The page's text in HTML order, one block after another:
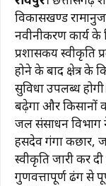
b
o
o
k
A
p
p
विकासखण्ड
नवीनीकरण कार्य
प्रशासकीय स्वीकृति
होने के बाद क्षेत्र के
सुविधा उपलब्ध
बढ़ेगा और किसानों
जल संसाधन विभाग
हसदेव गंगा कछार,
स्वीकृति जारी कर
गुणवत्तापूर्ण ढंग से